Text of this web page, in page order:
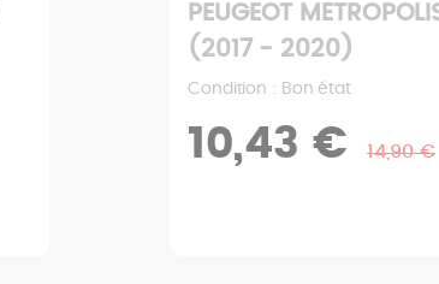
PEUGEOT
(2017 - 2020)
Condition : Bon état
10,43 € 14,90 €